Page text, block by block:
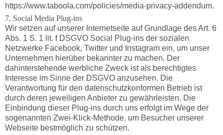
https://www.taboola.com/policies/media-privacy-addendum.
7. Social Media Plug-ins
Wir setzen auf unserer Internetseite auf Grundlage des Art. 6
Abs. 1 S. 1 lit. f DSGVO Social Plug-ins der sozialen
Netzwerke Facebook, Twitter und Instagram ein, um unser
Unternehmen hierüber bekannter zu machen. Der
dahinterstehende werbliche Zweck ist als berechtigtes
Interesse im Sinne der DSGVO anzusehen. Die
Verantwortung für den datenschutzkonformen Betrieb ist
durch deren jeweiligen Anbieter zu gewährleisten. Die
Einbindung dieser Plug-ins durch uns erfolgt im Wege der
sogenannten Zwei-Klick-Methode, um Besucher unserer
Webseite bestmöglich zu schützen.